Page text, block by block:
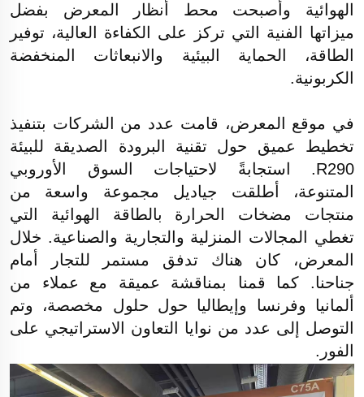
الهوائية وأصبحت محط أنظار المعرض بفضل
ميزاتها الفنية التي تركز على الكفاءة العالية، توفير
الطاقة، الحماية البيئية والانبعاثات المنخفضة
الكربونية.
في موقع المعرض، قامت عدد من الشركات بتنفيذ
تخطيط عميق حول تقنية البرودة الصديقة للبيئة
R290. استجابةً لاحتياجات السوق الأوروبي
المتنوعة، أطلقت جياديل مجموعة واسعة من
منتجات مضخات الحرارة بالطاقة الهوائية التي
تغطي المجالات المنزلية والتجارية والصناعية. خلال
المعرض، كان هناك تدفق مستمر للتجار أمام
جناحنا. كما قمنا بمناقشة عميقة مع عملاء من
ألمانيا وفرنسا وإيطاليا حول حلول مخصصة، وتم
التوصل إلى عدد من نوايا التعاون الاستراتيجي على
الفور.